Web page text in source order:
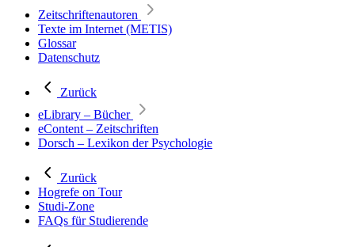
Zeitschriftenautoren
Texte im Internet (METIS)
Glossar
Datenschutz
Zurück
eLibrary – Bücher
eContent – Zeitschriften
Dorsch – Lexikon der Psychologie
Zurück
Hogrefe on Tour
Studi-Zone
FAQs für Studierende